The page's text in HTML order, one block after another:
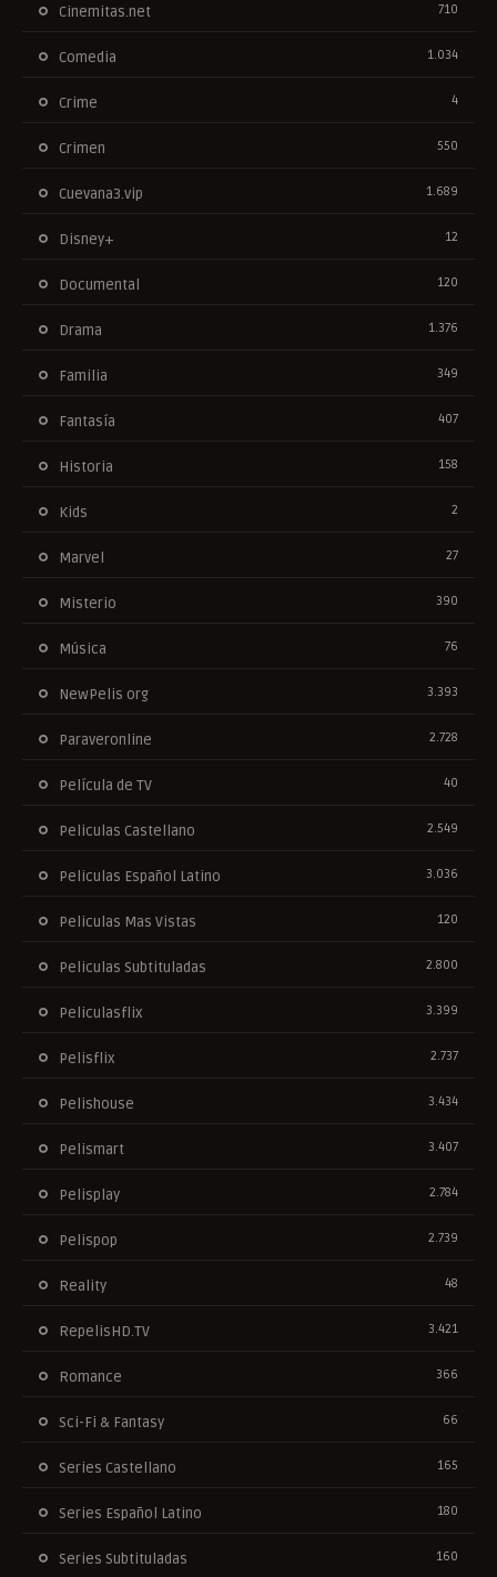
Cinemitas.net 710
Comedia 1.034
Crime 4
Crimen 550
Cuevana3.vip 1.689
Disney+ 12
Documental 120
Drama 1.376
Familia 349
Fantasía 407
Historia 158
Kids 2
Marvel 27
Misterio 390
Música 76
NewPelis org 3.393
Paraveronline 2.728
Película de TV 40
Peliculas Castellano 2.549
Peliculas Español Latino 3.036
Peliculas Mas Vistas 120
Peliculas Subtituladas 2.800
Peliculasflix 3.399
Pelisflix 2.737
Pelishouse 3.434
Pelismart 3.407
Pelisplay 2.784
Pelispop 2.739
Reality 48
RepelisHD.TV 3.421
Romance 366
Sci-Fi & Fantasy 66
Series Castellano 165
Series Español Latino 180
Series Subtituladas 160